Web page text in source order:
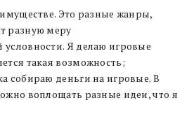
Это разные жанры,
разную меру
условности. Я делаю игровые
такая возможность;
собираю деньги на игровые. В
воплощать разные идеи, что я